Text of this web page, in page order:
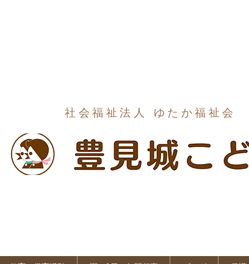
社会福祉法人 ゆたか福祉会